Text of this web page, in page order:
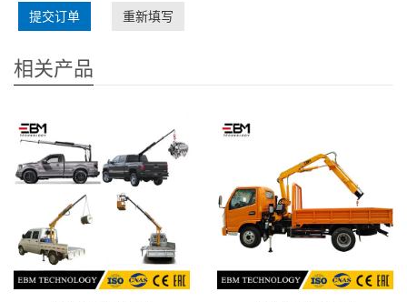
提交订单 重新填写
相关产品